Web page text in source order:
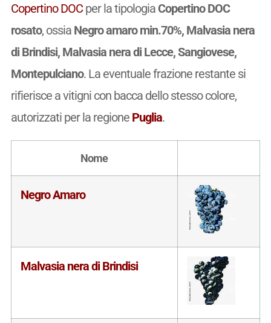
Copertino DOCper la tipologia Copertino DOC
rosato, ossia Negro amaro min.70%, Malvasia nera
di Brindisi, Malvasia nera di Lecce, Sangiovese,
Montepulciano. La eventuale frazione restante si
rifierisce a vitigni con bacca dello stesso colore,
autorizzati per la regione Puglia.
Nome
Negro Amaro
Malvasia nera di Brindisi